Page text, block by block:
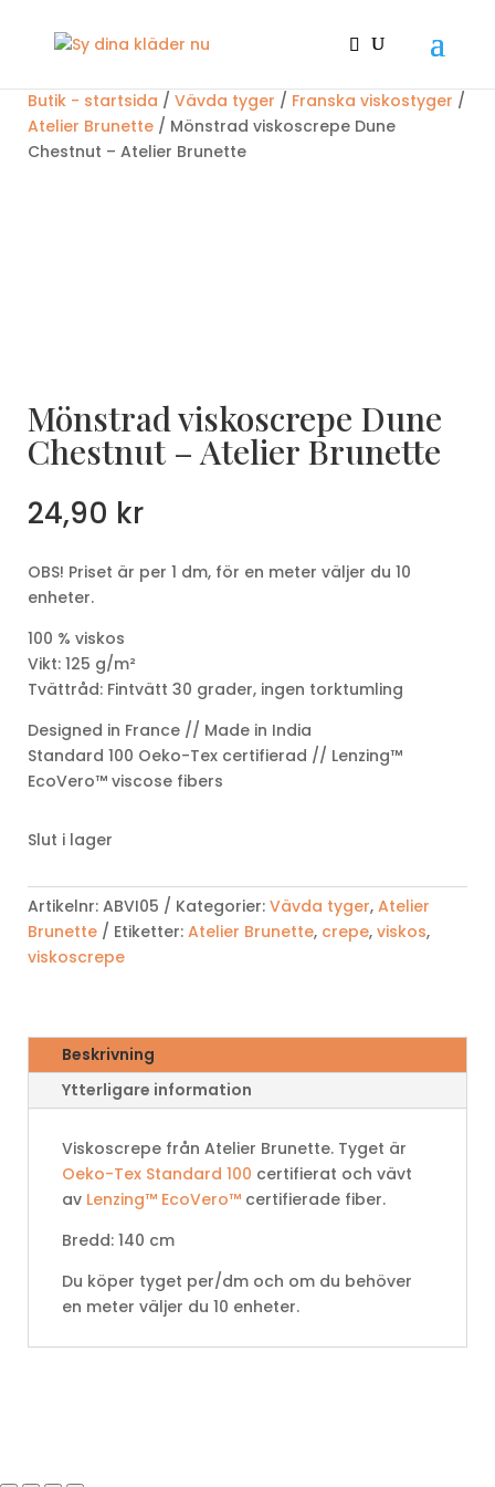
Butik - startsida / Vävda tyger / Franska viskostyger /
Atelier Brunette / Mönstrad viskoscrepe Dune
Chestnut – Atelier Brunette
Mönstrad viskoscrepe Dune
Chestnut – Atelier Brunette
24,90 kr
OBS! Priset är per 1 dm, för en meter väljer du 10
enheter.
100 % viskos
Vikt: 125 g/m²
Tvättråd: Fintvätt 30 grader, ingen torktumling
Designed in France // Made in India
Standard 100 Oeko-Tex certifierad // Lenzing™
EcoVero™ viscose fibers
Slut i lager
Artikelnr: ABVI05 Kategorier: Vävda tyger, Atelier
Brunette
Etiketter: Atelier Brunette, crepe, viskos,
viskoscrepe
Beskrivning
Ytterligare information
Viskoscrepe från Atelier Brunette. Tyget är
Oeko-Tex Standard 100 certifierat och vävt
av Lenzing™ EcoVero™ certifierade fiber.
Bredd: 140 cm
Du köper tyget per/dm och om du behöver
en meter väljer du 10 enheter.